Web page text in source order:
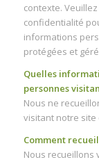
contexte.
confidentialité
informations
protégées et
Quelles
personnes
Nous ne
visitant notre site
Comment
Nous recueillons